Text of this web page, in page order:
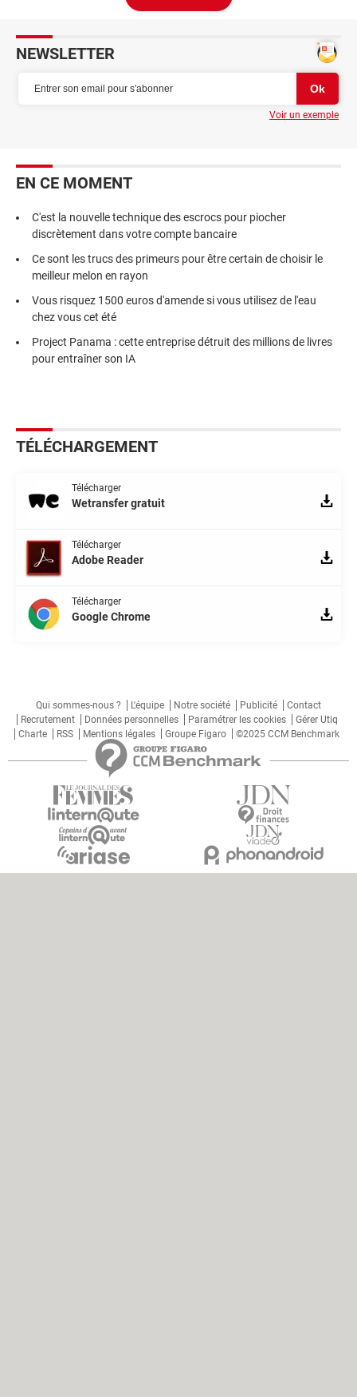
NEWSLETTER
Voir un exemple
EN CE MOMENT
C'est la nouvelle technique des escrocs pour piocher
discrètement dans votre compte bancaire
Ce sont les trucs des primeurs pour être certain de choisir le
meilleur melon en rayon
Vous risquez 1500 euros d'amende si vous utilisez de l'eau
chez vous cet été
Project Panama : cette entreprise détruit des millions de livres
pour entraîner son IA
TÉLÉCHARGEMENT
Télécharger
Wetransfer gratuit
Télécharger
Adobe Reader
Télécharger
Google Chrome
Qui sommes-nous ? L'équipe Notre société Publicité
Contact
Recrutement
Données personnelles Paramétrer les cookies
Gérer Utiq
Charte
RSS Mentions légales Groupe Figaro ©2025 CCM Benchmark